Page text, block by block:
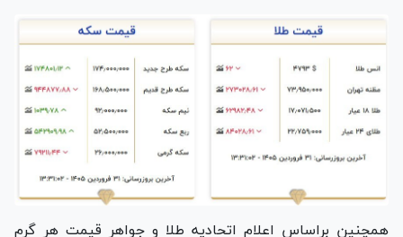
همچنین براساس اعلام اتحادیه طلا و جواهر قیمت هر گرم